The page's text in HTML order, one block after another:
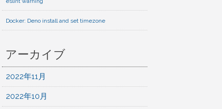
Docker: Deno install and set timezone
アーカイブ
2022年11月
2022年10月